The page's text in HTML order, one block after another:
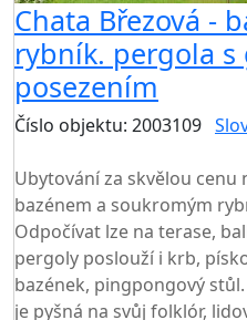
Chata Březová -
rybník. pergola s
posezením
Číslo objektu: 2003109
Ubytování za skvělou cenu
bazénem a soukromým
Odpočívat lze na terase,
pergoly poslouží i krb,
bazének, pingpongový
je pyšná na svůj folklór,